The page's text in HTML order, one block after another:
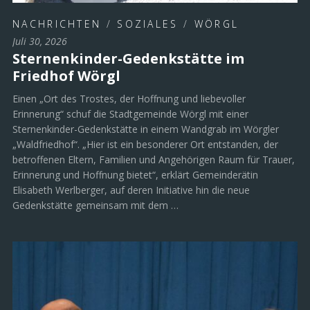
NACHRICHTEN / SOZIALES / WÖRGL
Juli 30, 2026
Sternenkinder-Gedenkstätte im
Friedhof Wörgl
Einen „Ort des Trostes, der Hoffnung und liebevoller
Erinnerung“ schuf die Stadtgemeinde Wörgl mit einer
Sternenkinder-Gedenkstätte in einem Wandgrab im Wörgler
„Waldfriedhof“. „Hier ist ein besonderer Ort entstanden, der
betroffenen Eltern, Familien und Angehörigen Raum für Trauer,
Erinnerung und Hoffnung bietet“, erklärt Gemeinderätin
Elisabeth Werlberger, auf deren Initiative hin die neue
Gedenkstätte gemeinsam mit dem …